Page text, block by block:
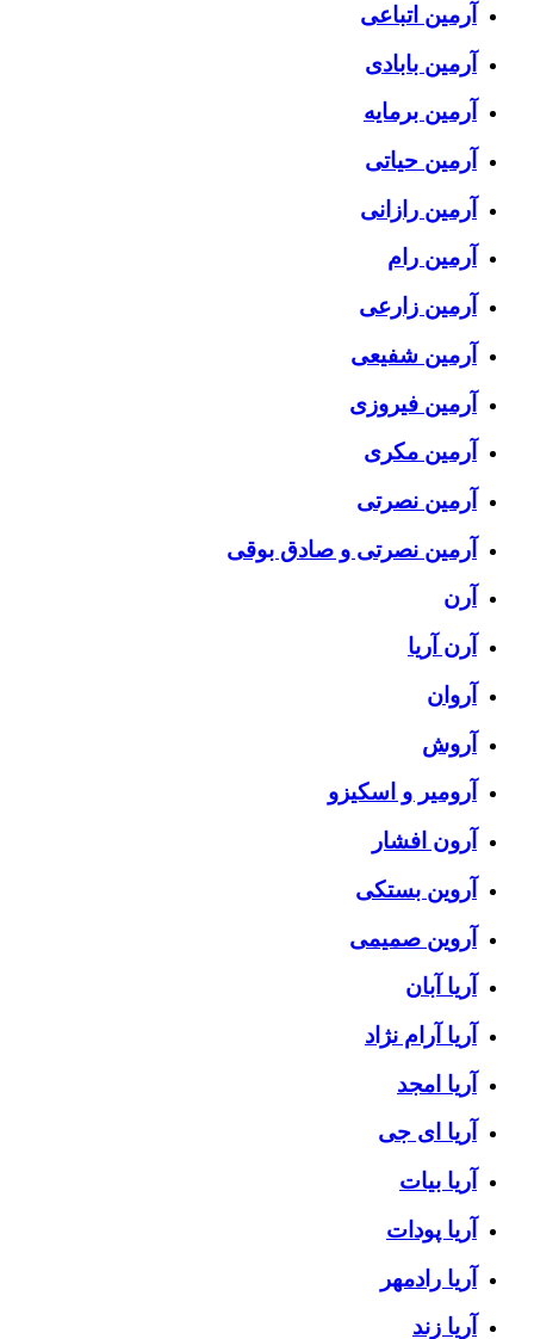
آرمین اتباعی
آرمین بابادی
آرمین برمایه
آرمین حیاتی
آرمین رازانی
آرمین رام
آرمین زارعی
آرمین شفیعی
آرمین فیروزی
آرمین مکری
آرمین نصرتی
آرمین نصرتی و صادق بوقی
آرن
آرن آریا
آروان
آروش
آرومیر و اسکیزو
آرون افشار
آروین بستکی
آروین صمیمی
آریا آبان
آریا آرام نژاد
آریا امجد
آریا ای جی
آریا بیات
آریا پودات
آریا رادمهر
آریا زند